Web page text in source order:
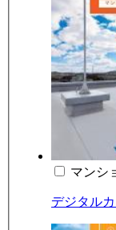
マンシ
デジタル